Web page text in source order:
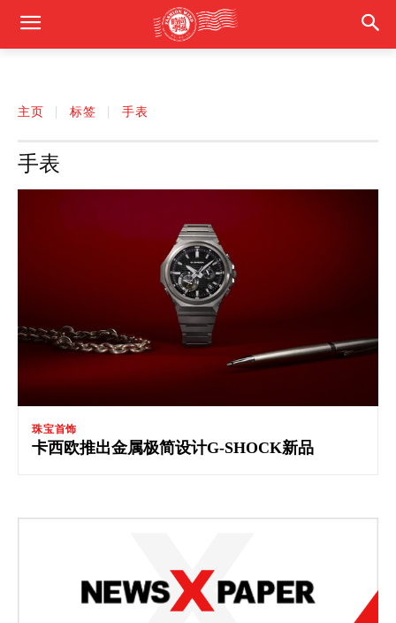
主页 标签 手表
手表
珠宝首饰
卡西欧推出金属极简设计G-SHOCK新品